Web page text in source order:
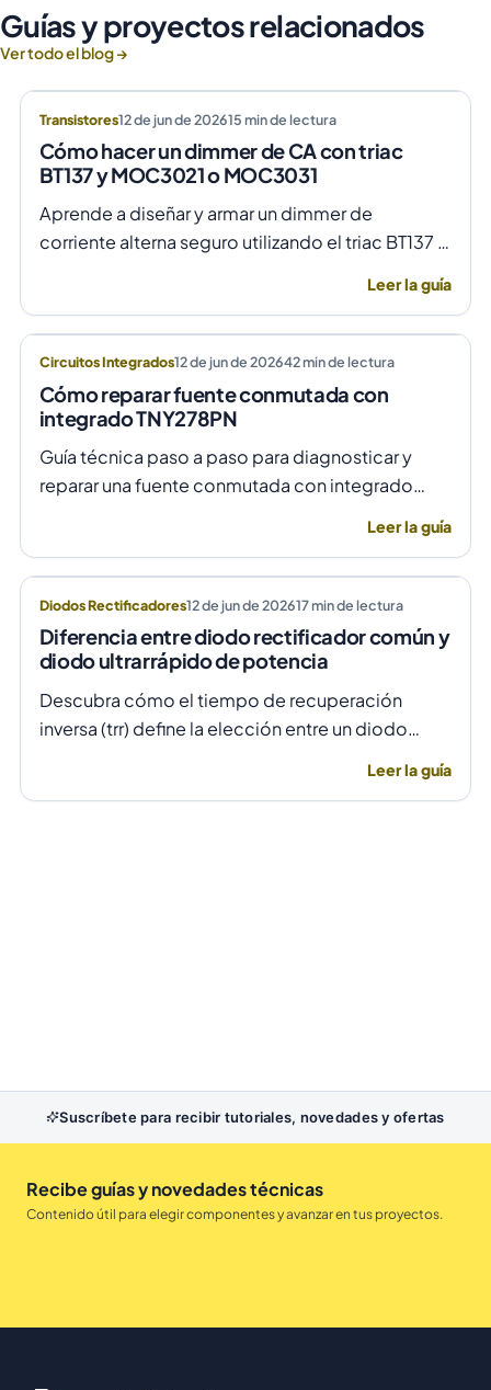
Guías y proyectos relacionados
Ver todo el blog →
Transistores12 de jun de 202615min de lectura
Cómo hacer un dimmer de CA con triac
BT137 y MOC3021 o MOC3031
Aprende a diseñar y armar un dimmer de
corriente alterna seguro utilizando el triac BT137 y
Leer la guía
Circuitos Integrados12 de jun de 202642min de lectura
Cómo reparar fuente conmutada con
integrado TNY278PN
Guía técnica paso a paso para diagnosticar y
reparar una fuente conmutada con integrado
Leer la guía
Diodos Rectificadores12 de jun de 202617min de lectura
Diferencia entre diodo rectificador común y
diodo ultrarrápido de potencia
Descubra cómo el tiempo de recuperación
inversa (trr) define la elección entre un diodo
Leer la guía
Suscríbete para recibir tutoriales, novedades y ofertas
Recibe guías y novedades técnicas
Contenido útil para elegir componentes y avanzar en tus proyectos.